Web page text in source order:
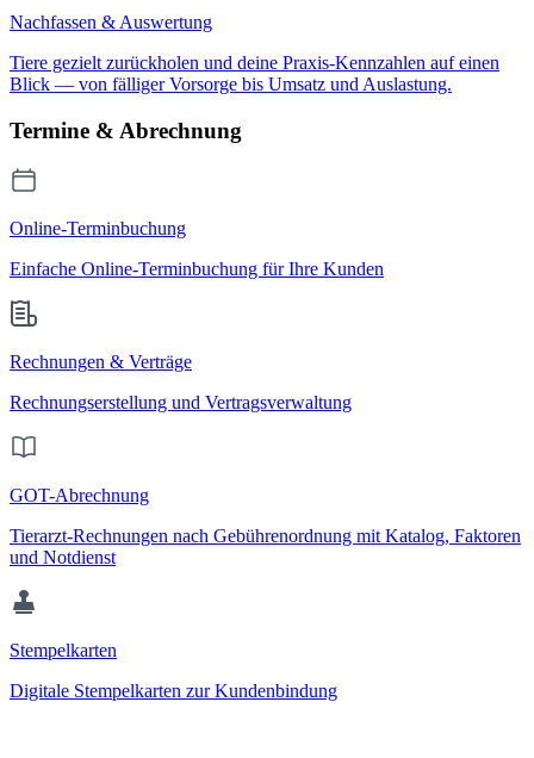
Nachfassen & Auswertung
Tiere gezielt zurückholen und deine Praxis-Kennzahlen auf einen
Blick — von fälliger Vorsorge bis Umsatz und Auslastung.
Termine & Abrechnung
Online-Terminbuchung
Einfache Online-Terminbuchung für Ihre Kunden
Rechnungen & Verträge
Rechnungserstellung und Vertragsverwaltung
GOT-Abrechnung
Tierarzt-Rechnungen nach Gebührenordnung mit Katalog, Faktoren
und Notdienst
Stempelkarten
Digitale Stempelkarten zur Kundenbindung